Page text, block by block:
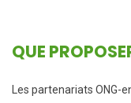
QUE
Les partenariats